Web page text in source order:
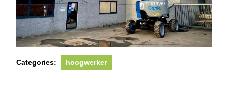
Categories: hoogwerker